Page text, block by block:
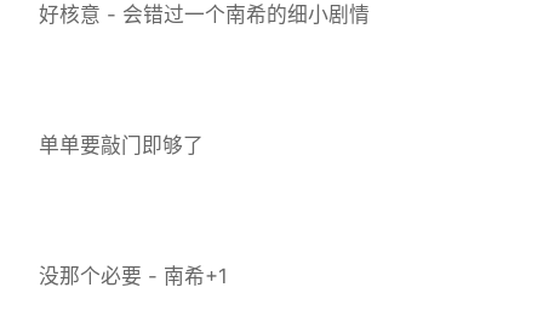
好核意 - 会错过一个南希的细小剧情
单单要敲门即够了
没那个必要 - 南希+1